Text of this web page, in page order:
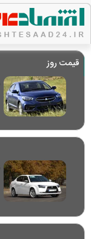
قیمت روز